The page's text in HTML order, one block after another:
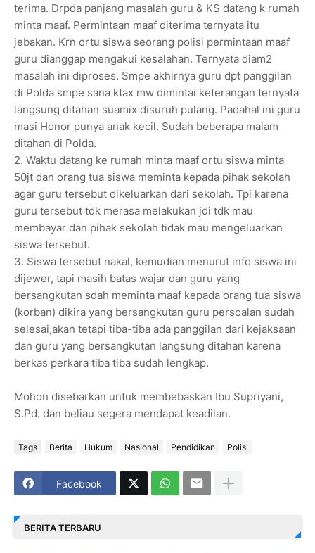
terima. Drpda panjang masalah guru & KS datang k rumah
minta maaf. Permintaan maaf diterima ternyata itu
jebakan. Krn ortu siswa seorang polisi permintaan maaf
guru dianggap mengakui kesalahan. Ternyata diam2
masalah ini diproses. Smpe akhirnya guru dpt panggilan
di Polda smpe sana ktax mw dimintai keterangan ternyata
langsung ditahan suamix disuruh pulang. Padahal ini guru
masi Honor punya anak kecil. Sudah beberapa malam
ditahan di Polda.
2. Waktu datang ke rumah minta maaf ortu siswa minta
50jt dan orang tua siswa meminta kepada pihak sekolah
agar guru tersebut dikeluarkan dari sekolah. Tpi karena
guru tersebut tdk merasa melakukan jdi tdk mau
membayar dan pihak sekolah tidak mau mengeluarkan
siswa tersebut.
3. Siswa tersebut nakal, kemudian menurut info siswa ini
dijewer, tapi masih batas wajar dan guru yang
bersangkutan sdah meminta maaf kepada orang tua siswa
(korban) dikira yang bersangkutan guru persoalan sudah
selesai,akan tetapi tiba-tiba ada panggilan dari kejaksaan
dan guru yang bersangkutan langsung ditahan karena
berkas perkara tiba tiba sudah lengkap.
Mohon disebarkan untuk membebaskan Ibu Supriyani,
S.Pd. dan beliau segera mendapat keadilan.
Tags Berita Hukum Nasional Pendidikan Polisi
Facebook
BERITA TERBARU